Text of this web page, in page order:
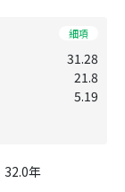
細項
31.28
21.8
5.19
32.0年